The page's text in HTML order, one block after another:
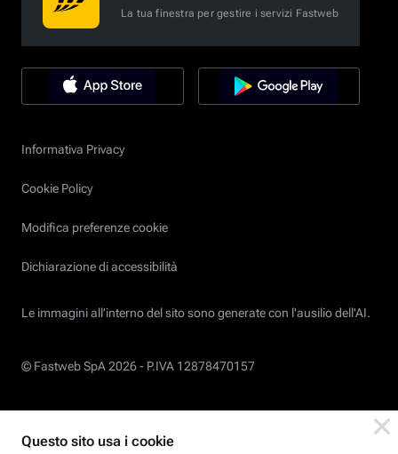
La tua finestra per gestire i servizi Fastweb
Informativa Privacy
Cookie Policy
Modifica preferenze cookie
Dichiarazione di accessibilità
Le immagini all’interno del sito sono generate con l'ausilio dell'AI.
© Fastweb SpA 2026 - P.IVA 12878470157